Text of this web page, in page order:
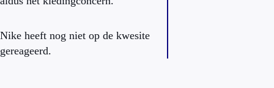
Nike heeft nog niet op de kwesite
gereageerd.